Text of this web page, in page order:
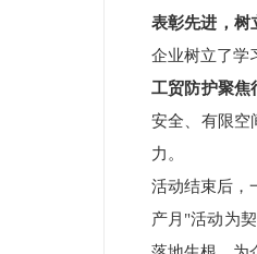
表彰先进，树
企业树立了学
工贸防护聚焦
安全、有限空
力。
活动结束后，
产月"活动为